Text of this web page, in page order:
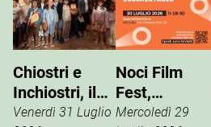
Chiostri e
Inchiostri, il
successo
Venerdì 31 Luglio
Noci Film
Fest,
masterclass
Mercoledì 29